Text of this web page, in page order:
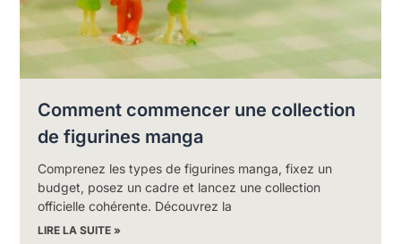
Comment commencer une collection
de figurines manga
Comprenez les types de figurines manga, fixez un
budget, posez un cadre et lancez une collection
officielle cohérente. Découvrez la
LIRE LA SUITE »